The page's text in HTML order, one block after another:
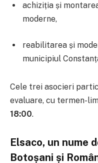
achiziția și
moderne,
reabilitarea și
municipiul
Cele trei asocieri
evaluare, cu termen-
18:00.
Elsaco, un nume
Botoșani și